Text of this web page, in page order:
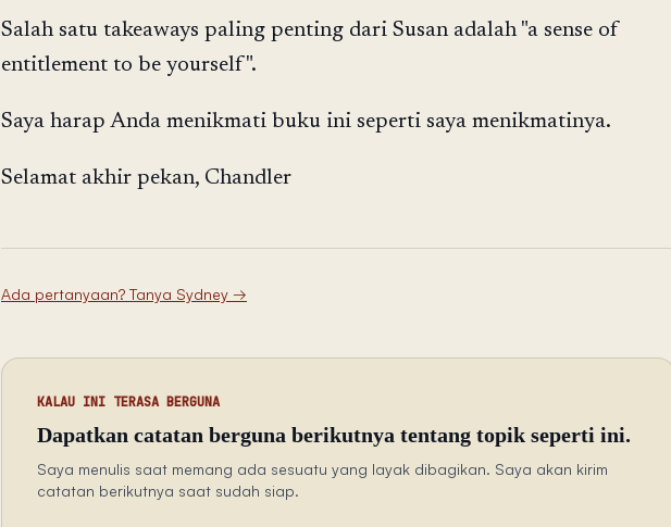
Salah satu takeaways paling penting dari Susan adalah "a sense of
entitlement to be yourself".
Saya harap Anda menikmati buku ini seperti saya menikmatinya.
Selamat akhir pekan, Chandler
Ada pertanyaan? Tanya Sydney →
KALAU INI TERASA BERGUNA
Dapatkan catatan berguna berikutnya tentang topik seperti ini.
Saya menulis saat memang ada sesuatu yang layak dibagikan. Saya akan kirim
catatan berikutnya saat sudah siap.